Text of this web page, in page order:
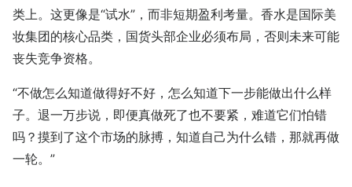
类上。这更像是“试水”，而非短期盈利考量。香水是国际美
妆集团的核心品类，国货头部企业必须布局，否则未来可能
丧失竞争资格。
“不做怎么知道做得好不好，怎么知道下一步能做出什么样
子。退一万步说，即便真做死了也不要紧，难道它们怕错
吗？摸到了这个市场的脉搏，知道自己为什么错，那就再做
一轮。”